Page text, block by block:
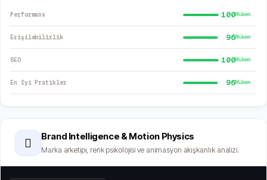
Performans 100Mükem.
Erişilebilirlik 96Mükem.
SEO 100Mükem.
En İyi Pratikler 96Mükem.
🫆 Brand Intelligence & Motion Physics
Marka arketipi, renk psikolojisi ve animasyon akışkanlık analizi.